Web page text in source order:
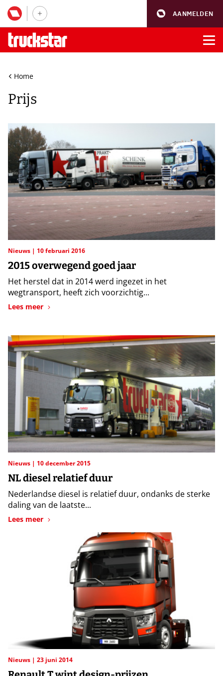
AANMELDEN
Home
Prijs
Nieuws 10 februari 2016
2015 overwegend goed jaar
Het herstel dat in 2014 werd ingezet in het
wegtransport, heeft zich voorzichtig...
Lees meer
Nieuws 10 december 2015
NL diesel relatief duur
Nederlandse diesel is relatief duur, ondanks de sterke
daling van de laatste...
Lees meer
Nieuws 23 juni 2014